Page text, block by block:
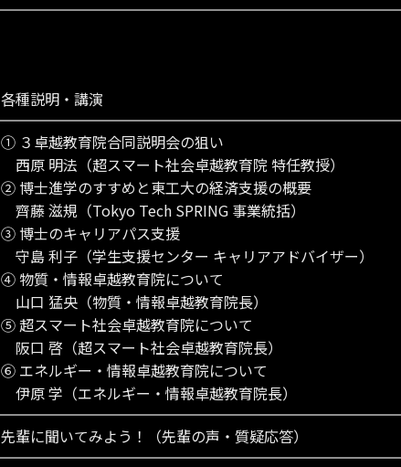
各種説明・講演
① ３卓越教育院合同説明会の狙い
西原 明法（超スマート社会卓越教育院 特任教授）
② 博士進学のすすめと東工大の経済支援の概要
齊藤 滋規（Tokyo Tech SPRING 事業統括）
③ 博士のキャリアパス支援
守島 利子（学生支援センター キャリアアドバイザー）
④ 物質・情報卓越教育院について
山口 猛央（物質・情報卓越教育院長）
⑤ 超スマート社会卓越教育院について
阪口 啓（超スマート社会卓越教育院長）
⑥ エネルギー・情報卓越教育院について
伊原 学（エネルギー・情報卓越教育院長）
先輩に聞いてみよう！（先輩の声・質疑応答）